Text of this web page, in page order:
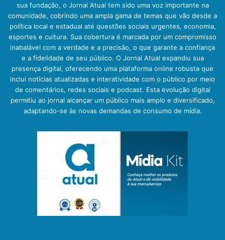
sua fundação, o Jornal Atual tem sido uma voz importante na
comunidade, cobrindo uma ampla gama de temas que vão desde a
política local e estadual até questões sociais urgentes, economia,
esportes e cultura. Sua cobertura é marcada por um compromisso
inabalável com a verdade e a precisão, o que garante a confiança
e a fidelidade de seu público. O Jornal Atual expandiu sua
presença digital, oferecendo uma plataforma online robusta que
inclui notícias atualizadas e interatividade com o público por meio
de comentários, redes sociais e podcast. Esta evolução digital
permitiu ao jornal alcançar um público mais amplo e diversificado,
adaptando-se às novas demandas de consumo de mídia.